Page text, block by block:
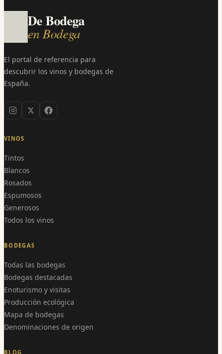
De Bodega
en Bodega
El portal de referencia para
descubrir los vinos y bodegas de
España.
VINOS
Tintos
Blancos
Rosados
Espumosos
Generosos
Todos los vinos
BODEGAS
Todas las bodegas
Bodegas destacadas
Enoturismo y visitas
Producción ecológica
Mapa de bodegas
Denominaciones de origen
BLOG